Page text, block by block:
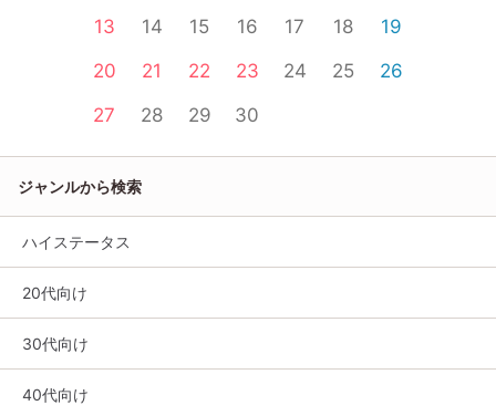
13
14 15 16 17 18
19
20
21 22 23 24 25
26
27
28 29 30
ジャンルから検索
ハイステータス
20代向け
30代向け
40代向け